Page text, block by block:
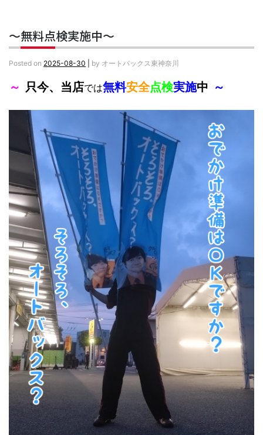
～無料点検実施中～
Posted on 2025-08-30 by オートバックス東神奈川
～ 只今、当店では無料安全点検実施中 ～